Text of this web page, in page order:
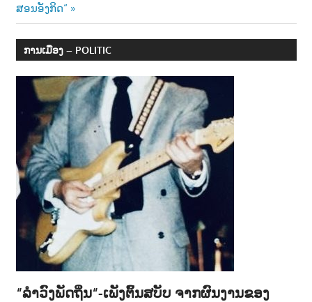
Post:
ສອນອັງກິດ“
ການເມືອງ – POLITIC
“ລຳວົງພັດຖິ່ນ“-ເພັງຕົ້ນສບັບ ຈາກຜົນງານຂອງ